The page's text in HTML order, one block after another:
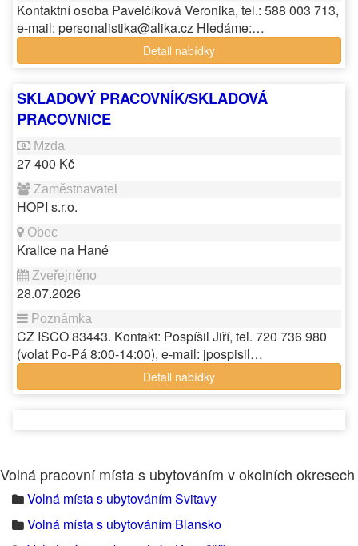
Kontaktní osoba Pavelčíková Veronika, tel.: 588 003 713,
e-mail: personalistika@alika.cz Hledáme:…
Detail nabídky
SKLADOVÝ PRACOVNÍK/SKLADOVÁ
PRACOVNICE
27 400 Kč
HOPI s.r.o.
Kralice na Hané
28.07.2026
CZ ISCO 83443. Kontakt: Pospíšil Jiří, tel. 720 736 980
(volat Po-Pá 8:00-14:00), e-mail: jpospisil…
Detail nabídky
Volná pracovní místa s ubytováním v okolních okresech
Volná místa s ubytováním Svitavy
Volná místa s ubytováním Blansko